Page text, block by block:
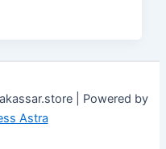
| Powered by
Astra